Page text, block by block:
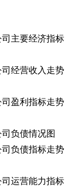
主要经济指标
经营收入走势
盈利指标走势
负债情况图
负债指标走势
运营能力指标